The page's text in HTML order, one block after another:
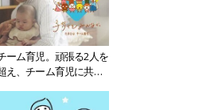
ーム育児。頑張る2人を
え、チーム育児に共感